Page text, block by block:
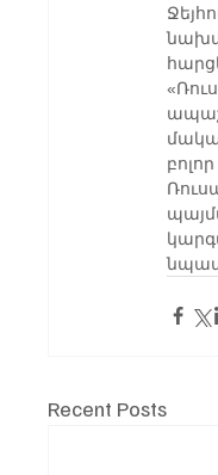
Recent Posts